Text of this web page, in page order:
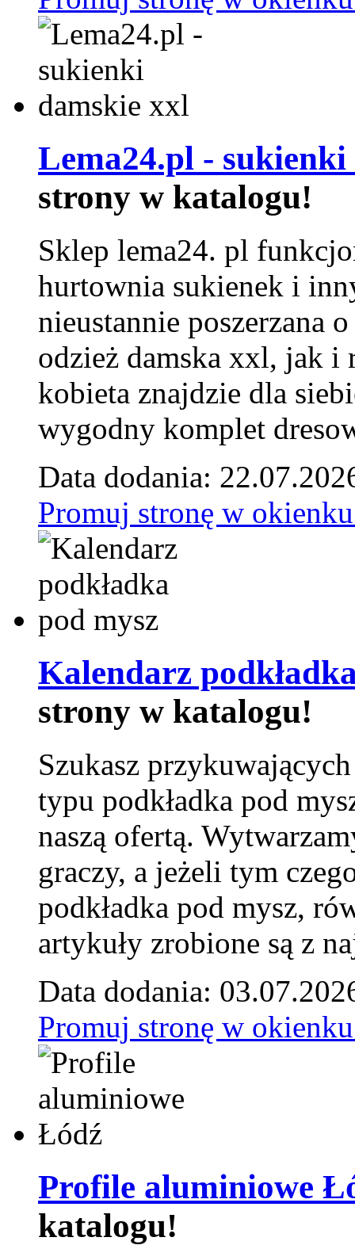
Lema24.pl -
strony w katalogu!
Sklep lema24. pl
hurtownia sukienek i
nieustannie poszerzana
odzież damska xxl, jak i
kobieta znajdzie dla
wygodny komplet
Data dodania:
Promuj stronę w
Kalendarz
strony w katalogu!
Szukasz
typu podkładka pod
naszą ofertą.
graczy, a jeżeli tym
podkładka pod mysz,
artykuły zrobione są z
Data dodania:
Promuj stronę w
Profile aluminiowe
katalogu!